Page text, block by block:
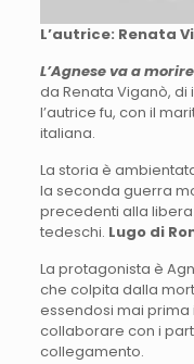
L’autrice: Renata
L’Agnese va a morire
da Renata Viganò,
l’autrice fu, con il
italiana.
La storia è
la seconda guerra
precedenti alla
tedeschi. Lugo di
La protagonista è
che colpita dalla
essendosi mai prima
collaborare con i
collegamento.